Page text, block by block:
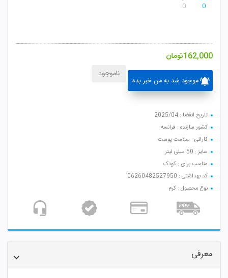
0
0
162,000تومان
موجود شد به من خبر بده
ناموجود
تاریخ انقضا : 2025/04
کشور سازنده : فرانسه
کارائی : سلامت پوست
سایز : 50 میلی لیتر
مناسب برای : کودک
کد بهداشتی : 06260482527950
نوع محصول : کرم
معرفی